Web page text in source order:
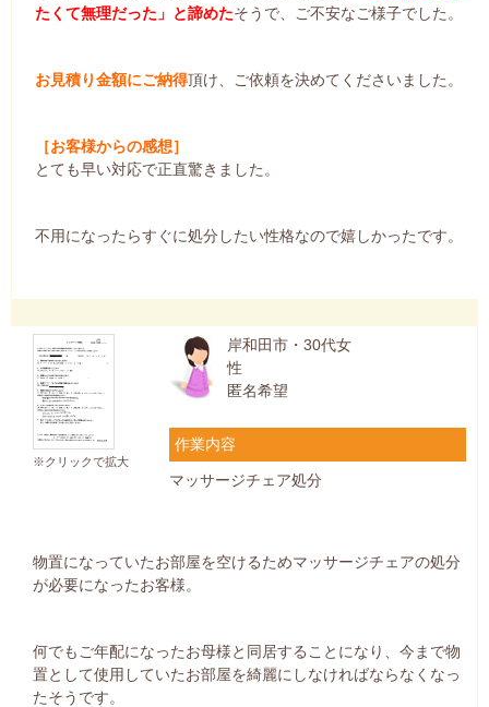
たくて無理だった」と諦めたそうで、ご不安なご様子でした。
お見積り金額にご納得頂け、ご依頼を決めてくださいました。
［お客様からの感想］
とても早い対応で正直驚きました。
不用になったらすぐに処分したい性格なので嬉しかったです。
※クリックで拡大
岸和田市・30代女
性
匿名希望
作業内容
マッサージチェア処分
物置になっていたお部屋を空けるためマッサージチェアの処分
が必要になったお客様。
何でもご年配になったお母様と同居することになり、今まで物
置として使用していたお部屋を綺麗にしなければならなくなっ
たそうです。